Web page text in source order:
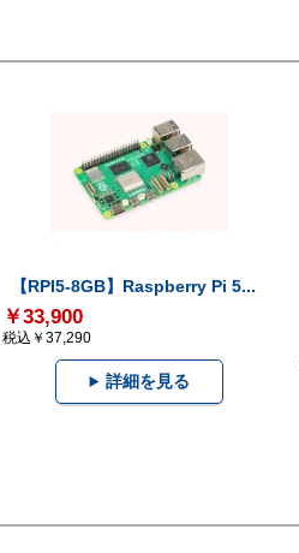
【RPI5-8GB】Raspberry Pi 5...
￥33,900
税込￥37,290
詳細を見る